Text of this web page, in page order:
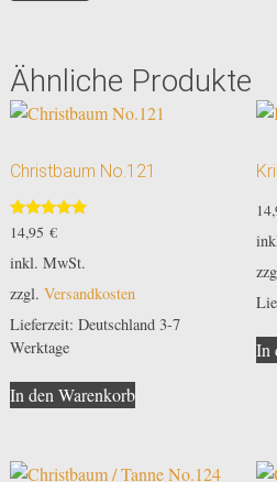
Ähnliche Produkte
Christbaum No.121
Bewertet
mit
5.00
von 5
14,95 €
inkl. MwSt.
zzgl. Versandkosten
Lieferzeit: Deutschland 3-7
Werktage
In den Warenkorb
In